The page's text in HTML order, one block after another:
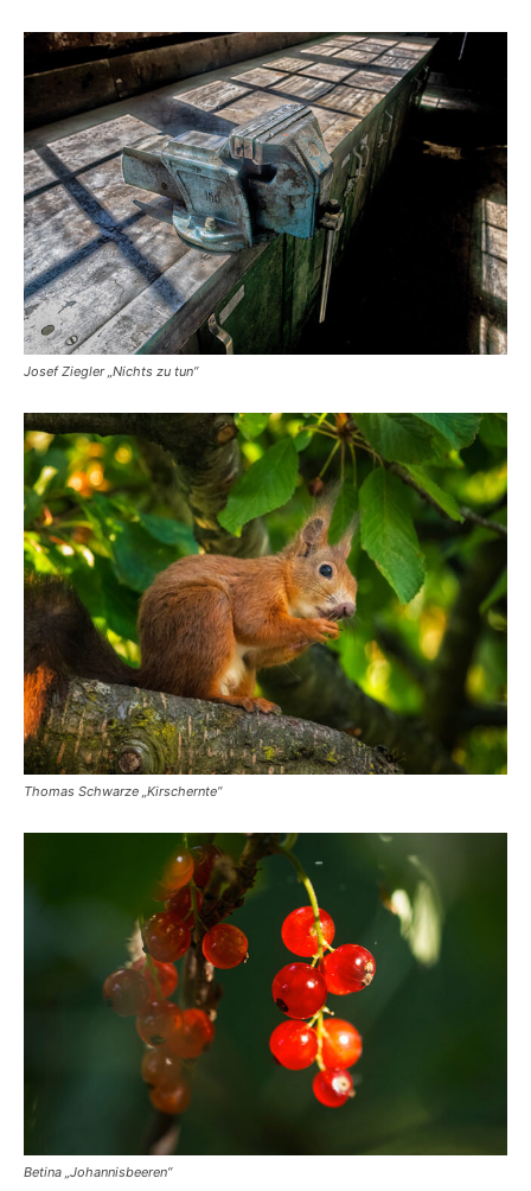
Josef Ziegler „Nichts zu tun“
Thomas Schwarze „Kirschernte“
Betina „Johannisbeeren“